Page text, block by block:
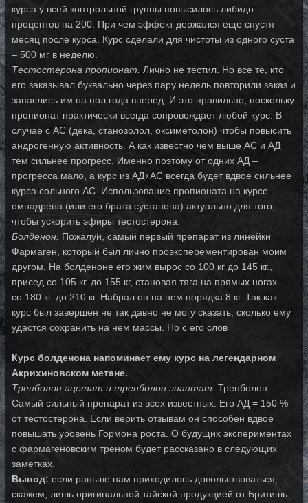
курса у всей контрольной группы повысилось либидо
процентов на 200. При чем эффект держался еще спустя
месяц после курса. Курс сделали для чистоты из одного суста
– 500 мг в неделю.
Тестостерона пропионат.
Лично не тестил. Но все те, кто
его заказывал буквально через пару недель повторили заказ и
запаслись им на пол года вперед. И это правильно, поскольку
пропионат практически всегда сопровождает любой курс. В
случае с АС (дека, станозолол, оксиметолон) чтобы повысить
андрогенную активность. А как известно чем выше АС и АД
тем сильнее прогресс. Именно поэтому от одних АД –
прогресса мало, а курс из АД+АС всегда будет вдвое сильнее
курса сольного АС. Использование пропионата на курсе
омнадрена (или его брата сустанона) актуально для того,
чтобы ускорить эфиры тестостерона.
Болденон. Пожалуй, самый первый препарат из линейки
Фармаген, который был лично проэксперементирован моим
другом. На болденоне его жим вырос со 100 кг до 145 кг.,
присед со 105 кг. до 155 кг, становая тяга на прямых ногах –
со 180 кг. до 210 кг. Набрал он на нем порядка 8 кг. Так как
курс был завершен не так давно не могу сказать, сколько ему
удастся сохранить на нем массы. Но с его слов
Курс болденона напоминает ему курс на легендарном
Акрихиновском метане.
Тренболон ацетат и тренболон энантат. Тренболон
Самый сильный препарат из всех известных. Его АД = 150 %
от тестостерона. Если верить отзывам он способен вдвое
повышать уровень Гормона роста. О будущих экспериментах
с фармагеновским треном будет рассказано в следующих
заметках.
Вывод: если раньше нам приходилось довольствоваться,
скажем, лишь оригинальной тайской продукцией от Бритишь